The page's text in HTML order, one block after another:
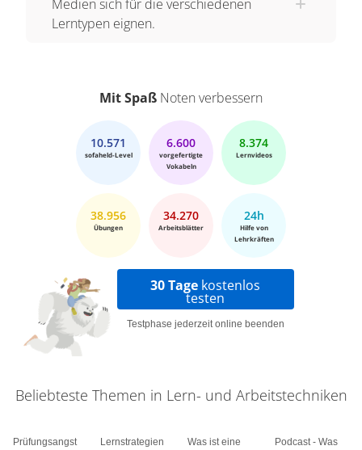
Medien sich für die verschiedenen
Lerntypen eignen.
Mit Spaß Noten verbessern
10.571
sofaheld-Level
6.600
vorgefertigte
Vokabeln
8.374
Lernvideos
38.956
Übungen
34.270
Arbeitsblätter
24h
Hilfe von
Lehrkräften
30 Tage kostenlos
testen
Testphase jederzeit online beenden
Beliebteste Themen in Lern- und Arbeitstechniken
Prüfungsangst
Lernstrategien
Was ist eine
Podcast - Was